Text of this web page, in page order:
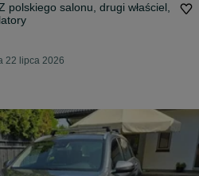
polskiego salonu, drugi właściel,
22 lipca 2026